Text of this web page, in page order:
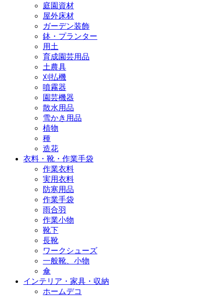
庭園資材
屋外床材
ガーデン装飾
鉢・プランター
用土
育成園芸用品
土農具
刈払機
噴霧器
園芸機器
散水用品
雪かき用品
植物
種
造花
衣料・靴・作業手袋
作業衣料
実用衣料
防寒用品
作業手袋
雨合羽
作業小物
靴下
長靴
ワークシューズ
一般靴、小物
傘
インテリア・家具・収納
ホームデコ